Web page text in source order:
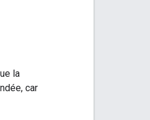
la
car